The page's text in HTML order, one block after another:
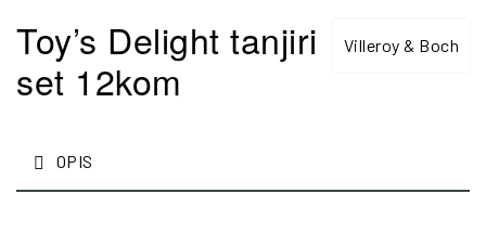
Villeroy & Boch
Toy’s Delight tanjiri
set 12kom
OPIS